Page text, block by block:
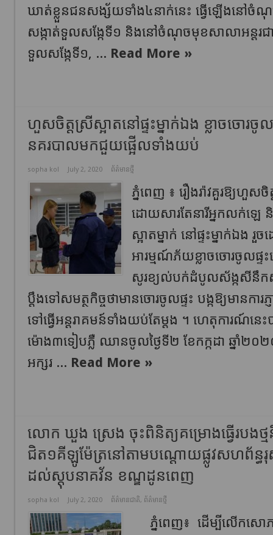
ឃាត់ខ្លួនជនសង្ស័យទាំង៤នាក់នេះ ធ្វើឡើងនៅចំណុ
សង្កាត់ទួលសង្កែទី១ និងនៅចំណុចមុខសាលាអន្តរជ
ទួលសង្កែទី១, ... Read More »
ហួសចិត្តស្រី​ស្អាត​នៅផ្ទះម្នាក់ឯង ខ្លាចចោរចូ
នគរបាលមកជួយផ្អើលទាំងយប់
sopha kol July 2, 2020 ព័ត៌មានថ្មី
ភ្នំពេញ ៖ រឿងរ៉ាវគួរឱ្យហួស
ដោយសារតែនារីអ្នកលក់ឡេ
ស្អាត​ម្នាក់ នៅផ្ទះម្នាក់ឯង
អារម្មណ៍ភ័យខ្លាចចោរចូលផ្
សូរ​ខ្យល់​បក់​ដំបូលស័ង្កសីនឹកស្
ប្តឹងទៅសមត្ថកិច្ចថាមាន​ចោរ​ចូល​ផ្ទះ បង្ក​ឱ្យ​មានការ​
ទៅ​ធ្វើអន្តរាគមន៍ទាំង​យប់​តែ​ម្តង ។ ហេតុការណ៍​នេ
ម៉ោង​៣​ទៀប​ភ្លឺ ឈានចូលថ្ងៃ​ទី​២ ខែកក្កដា ឆ្នាំ​២០២
អក្សរ ... Read More »
លោក ឃួង ស្រេង ចុះពិនិត្យគម្រោងធ្វើរបងថ្ម
ជិត១គីឡូម៉ែត្រនៅតាមបណ្តោយផ្លូវសហព័ន្ធរុ
ដល់ស្ដុបនាគវ័ន ខណ្ឌដូនពេញ
sopha kol July 2, 2020 ព័ត៌មានជាតិ, ព័ត៌មានថ្មី
ភ្នំពេញ៖ ដើម្បីលើកសោភ